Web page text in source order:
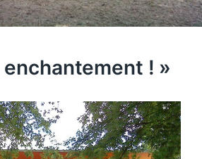
enchantement ! »